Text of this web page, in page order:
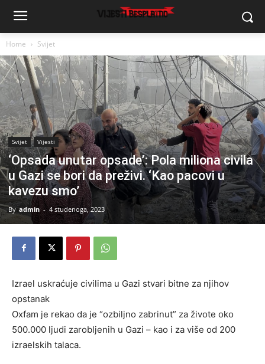
Home Svijet
Svijet Vijesti
‘Opsada unutar opsade’: Pola miliona civila
u Gazi se bori da preživi. ‘Kao pacovi u
kavezu smo’
By admin - 4 studenoga, 2023
Izrael uskraćuje civilima u Gazi stvari bitne za njihov
opstanak
Oxfam je rekao da je “ozbiljno zabrinut” za živote oko
500.000 ljudi zarobljenih u Gazi – kao i za više od 200
izraelskih talaca.